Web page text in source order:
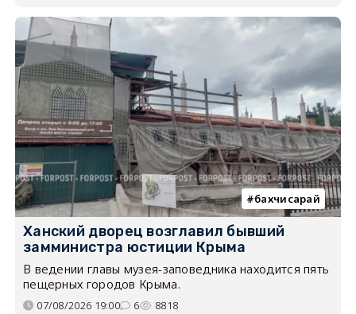
бахчисарай
Ханский дворец возглавил бывший
замминистра юстиции Крыма
В ведении главы музея-заповедника находится пять
пещерных городов Крыма.
07/08/2026 19:00 6 8818